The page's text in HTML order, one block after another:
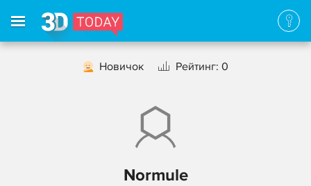
Новичок Рейтинг: 0
Normule